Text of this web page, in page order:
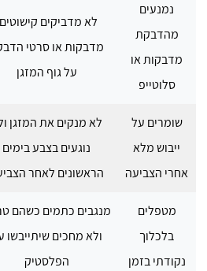
נמנעים
מהדבקת
מדבקות או
סלוטייפ
לא מדביקים
מדבקות או סרטי
על גוף המזגן
שומרים על
ייבוש מלא
אחרי הצביעה
לא מנקים את המזגן
נוגעים בצבע בימים
הראשונים לאחר
מטפלים
בלכלוך
נקודתי בזמן
מנגבים כתמים כשהם
ולא מחכים שיתייבשו
הפלסטיק